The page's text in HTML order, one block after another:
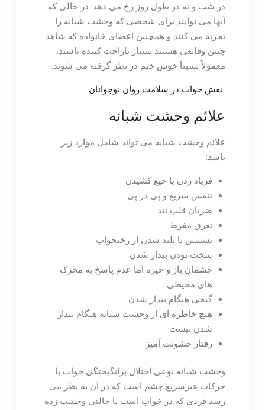
در شب و نه در طول روز رخ می دهد. در حالی که
آنها می توانند برای شخصی که وحشت شبانه را
تجربه می کنند و همچنین اعضای خانواده که شاهد
چنین وقایعی هستند بسیار ناراحت کننده باشند،
معمولاً نسبتاً خوش خیم در نظر گرفته می شوند.
نقش خواب در سلامت روان نوجوانان
علائم وحشت شبانه
علائم وحشت شبانه می تواند شامل موارد زیر
باشد:
فریاد زدن یا جیغ کشیدن
تنفس سریع و پی در پی
ضربان قلب تند
تعرق مفرط
نشستن یا بلند شدن از رختخواب
سخت بودن بیدار شدن
چشمان باز و خیره اما عدم پاسخ به محرک
های محیطی
گیجی هنگام بیدار شدن
هیچ خاطره ای از وحشت شبانه هنگام بیدار
شدن نیست
رفتار خشونت آمیز
وحشت شبانه نوعی اختلال برانگیختگی خواب با
حرکات غیرسریع چشم است که در آن به نظر می
رسد فردی که در خواب است با حالتی وحشت زده